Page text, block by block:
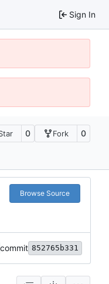
Sign In
0 Fork 0
Browse Source
commit 852765b331